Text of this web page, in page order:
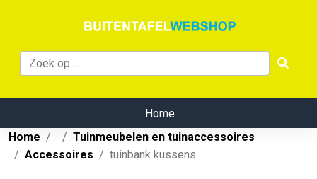
Home
Home
Tuinmeubelen en tuinaccessoires
Accessoires
tuinbank kussens